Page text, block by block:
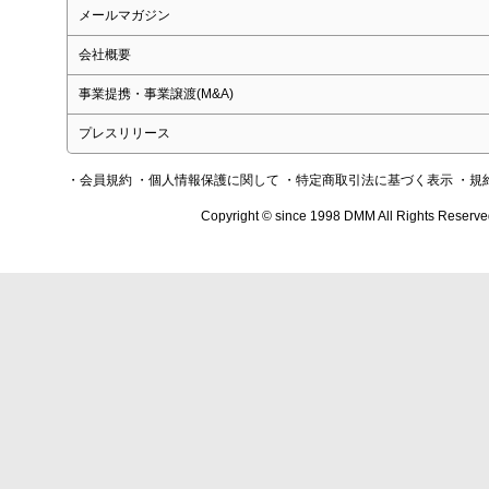
メールマガジン
会社概要
事業提携・事業譲渡(M&A)
プレスリリース
・会員規約 ・個人情報保護に関して ・特定商取引法に基づく表示 ・規
Copyright © since 1998 DMM All Rights